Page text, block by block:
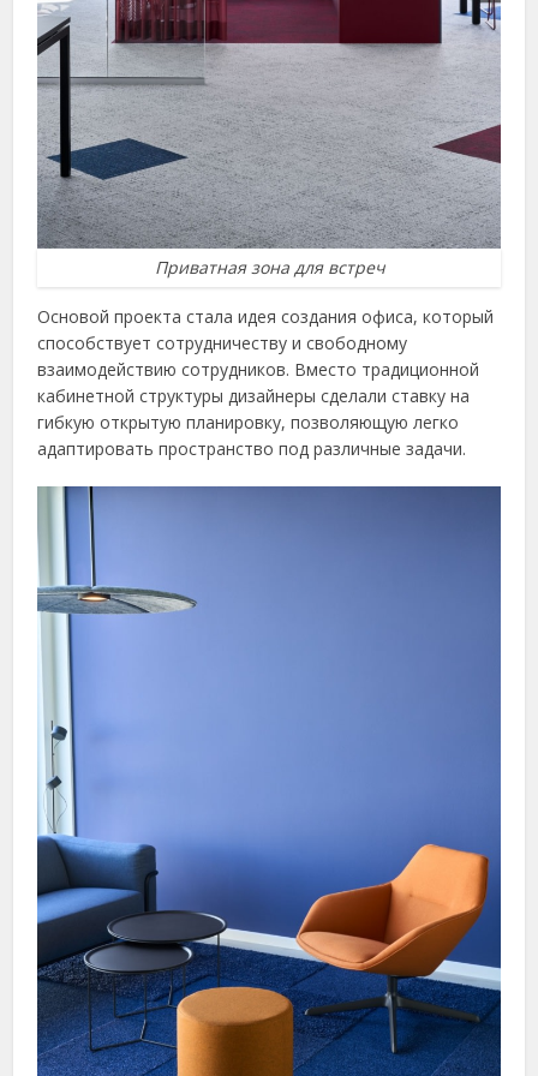
Приватная зона для встреч
Основой проекта стала идея создания офиса, который
способствует сотрудничеству и свободному
взаимодействию сотрудников. Вместо традиционной
кабинетной структуры дизайнеры сделали ставку на
гибкую открытую планировку, позволяющую легко
адаптировать пространство под различные задачи.